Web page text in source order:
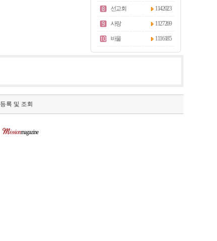
선교회 1142023
사랑 1127269
바울 1116185
등록 및 조회